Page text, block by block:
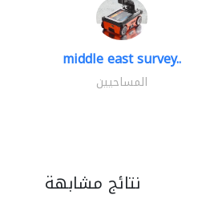
middle east survey..
المساحيين
نتائج مشابهة